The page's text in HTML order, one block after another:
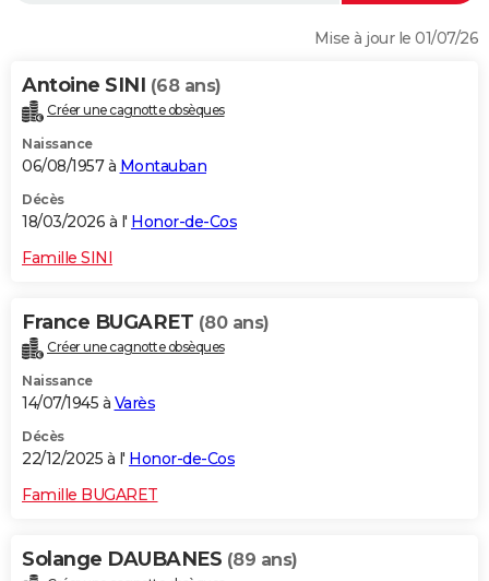
Alimentation
Guide de la santé
Maladies
Médicaments
Sommeil
VOYAGE
Destinations
City break
Voyage nature
Voyage de noces
Forum
Climat
+PHOTO
GUIDES D'ACHAT
BONS PLANS
CARTE DE VOEUX
Dictionnaire
Biographies
Citations
Expressions
Proverbes
PROGRAMME TV
COPAINS D'AVANT
S'inscrire
Se connecter
Lycées
Collèges
Primaires
Universités
Entreprises
Service militaire
Avis de recherche
AVIS DE DÉCÈS
Mise à jour le 01/07/26
Antoine SINI (68 ans)
Créer une cagnotte obsèques
Naissance
06/08/1957 à Montauban
Décès
18/03/2026 à l' Honor-de-Cos
Famille SINI
France BUGARET (80 ans)
Créer une cagnotte obsèques
Naissance
14/07/1945 à Varès
Décès
22/12/2025 à l' Honor-de-Cos
Famille BUGARET
Solange DAUBANES (89 ans)